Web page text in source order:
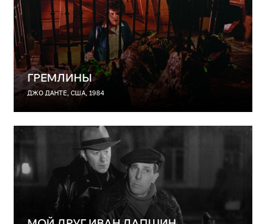
ГРЕМЛИНЫ
ДЖО ДАНТЕ, США, 1984